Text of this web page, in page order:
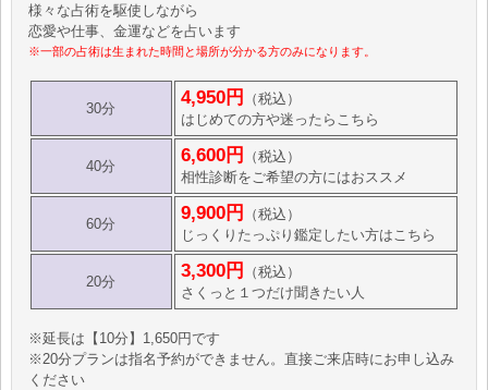
様々な占術を駆使しながら
恋愛や仕事、金運などを占います
※一部の占術は生まれた時間と場所が分かる方のみになります。
30分
4,950円
（税込）
はじめての方や迷ったらこちら
40分
6,600円
（税込）
相性診断をご希望の方にはおススメ
60分
9,900円
（税込）
じっくりたっぷり鑑定したい方はこちら
20分
3,300円
（税込）
さくっと１つだけ聞きたい人
※延長は【10分】1,650円です
※20分プランは指名予約ができません。直接ご来店時にお申し込み
ください